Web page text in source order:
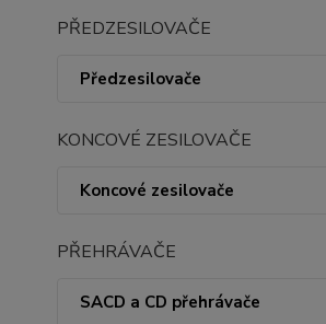
PŘEDZESILOVAČE
Předzesilovače
KONCOVÉ ZESILOVAČE
Koncové zesilovače
PŘEHRÁVAČE
SACD a CD přehrávače